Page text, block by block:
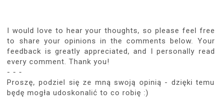
I would love to hear your thoughts, so please feel free
to share your opinions in the comments below. Your
feedback is greatly appreciated, and I personally read
every comment. Thank you!
- - -
Proszę, podziel się ze mną swoją opinią - dzięki temu
będę mogła udoskonalić to co robię :)